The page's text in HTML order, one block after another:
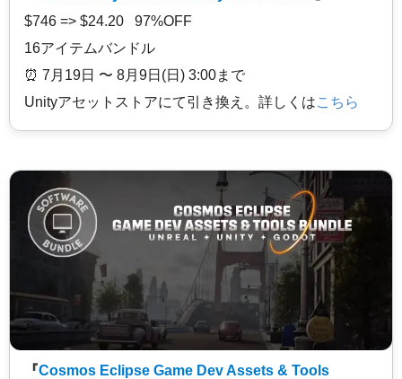
$746 => $24.20 97%OFF
16アイテムバンドル
⏰️ 7月19日 〜 8月9日(日) 3:00まで
Unityアセットストアにて引き換え。詳しくはこちら
『Cosmos Eclipse Game Dev Assets & Tools